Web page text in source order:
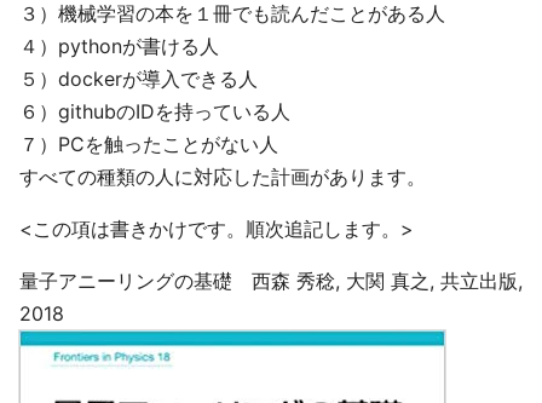
３）機械学習の本を１冊でも読んだことがある人
４）pythonが書ける人
５）dockerが導入できる人
６）githubのIDを持っている人
７）PCを触ったことがない人
すべての種類の人に対応した計画があります。
<この項は書きかけです。順次追記します。>
量子アニーリングの基礎 西森 秀稔, 大関 真之, 共立出版,
2018